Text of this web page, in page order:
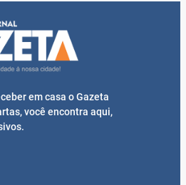
em casa o Gazeta
você encontra aqui,